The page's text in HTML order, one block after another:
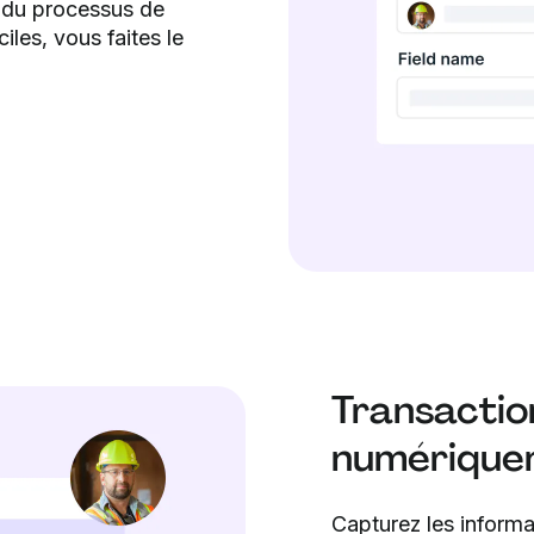
processus de
vous faites le
Capturez les